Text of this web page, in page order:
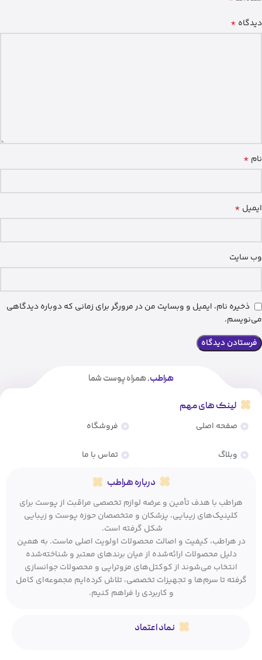
دیدگاه *
نام *
ایمیل *
وب‌ سایت
ذخیره نام، ایمیل و وبسایت من در مرورگر برای زمانی که دوباره دیدگاهی
می‌نویسم.
هراطب، همراه پوست شما
لینک های مهم
صفحه اصلی
وبلاگ
فروشگاه
تماس با ما
درباره هراطب
هراطب با هدف تأمین و عرضه لوازم تخصصی مراقبت از پوست برای
کلینیک‌های زیبایی، پزشکان و متخصصان حوزه پوست و زیبایی
شکل گرفته است.
در هراطب، کیفیت و اصالت محصولات اولویت اصلی ماست. به همین
دلیل محصولات ارائه‌شده از میان برندهای معتبر و شناخته‌شده
انتخاب می‌شوند از کوکتل‌های مزوتراپی و محصولات جوانسازی
گرفته تا سرم‌ها و تجهیزات تخصصی، تلاش کرده‌ایم مجموعه‌ای کامل
و کاربردی را فراهم کنیم.
نماد اعتماد